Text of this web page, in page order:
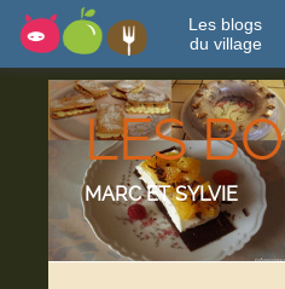
Les blogs
du village
LES
MARC ET SYLVIE